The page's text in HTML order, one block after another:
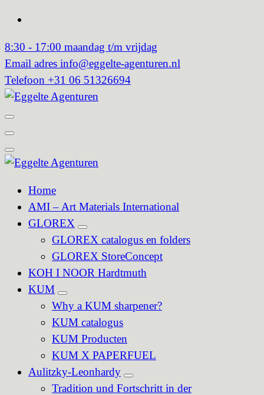
Spring
inhoud
8:30 - 17:00 maandag t/m vrijdag
Email adres info@eggelte-agenturen.nl
Telefoon +31 06 51326694
Home
AMI – Art Materials International
GLOREX
GLOREX catalogus en folders
GLOREX StoreConcept
KOH I NOOR Hardtmuth
KUM
Why a KUM sharpener?
KUM catalogus
KUM Producten
KUM X PAPERFUEL
Aulitzky-Leonhardy
Tradition und Fortschritt in der